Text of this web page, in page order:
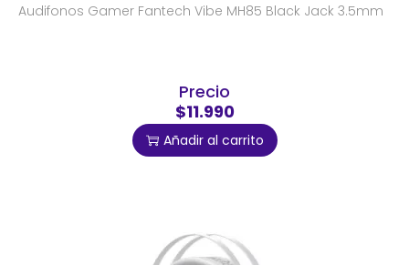
Audifonos Gamer Fantech Vibe MH85 Black Jack 3.5mm
Precio
$11.990
Añadir al carrito